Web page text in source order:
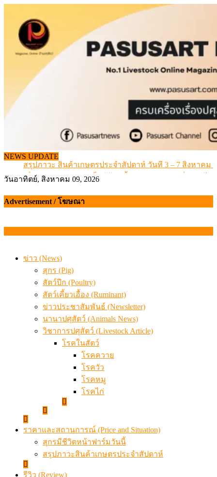
content
NEWS UPDATE
เดินหน้าดัน “ราคากลางโคเนื้อ” แก้ปัญหาราคาโคเนื้อตก
สรุปภาวะ สินค้าเกษตรประจำสัปดาห์ วันที่ 3 – 7 สิงหาคม
เมื่อเกษตรกรถูกมองเป็นผู้ร้ายเบื้องหลังราคาหมูที่สังคมไม่
ข้อมูลราคา สุกรมีชีวิตหน้าฟาร์ม พระที่ 6 สิงหาคม 2569
วันอาทิตย์, สิงหาคม 09, 2026
Advertisement / โฆษณา
ข่าว (News)
สุกร (Pig)
สัตว์ปีก (Poultry)
สัตว์เคี้ยวเอื้อง (Ruminant)
ข่าวประชาสัมพันธ์ (Newsletter)
นานาปศุสัตว์ (Animals News)
วิชาการปศุสัตว์ (Livestock Article)
โรคในสัตว์
โรคควาย
โรควัว
โรคหมู
โรคไก่
ราคาและสถานการณ์ (Price and Situation)
สุกรมีชีวิตหน้าฟาร์มวันนี้
สรุปภาวะสินค้าเกษตรประจำสัปดาห์
รีวิว (Review)